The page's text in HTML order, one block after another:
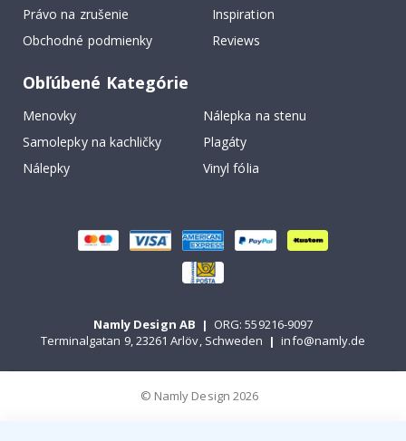
Právo na zrušenie
Obchodné podmienky
Inspiration
Reviews
Obľúbené Kategórie
Menovky
Nálepka na stenu
Samolepky na kachličky
Plagáty
Nálepky
Vinyl fólia
Namly Design AB | ORG: 559216-9097
Terminalgatan 9, 23261 Arlöv, Schweden | info@namly.de
© Namly Design 2026